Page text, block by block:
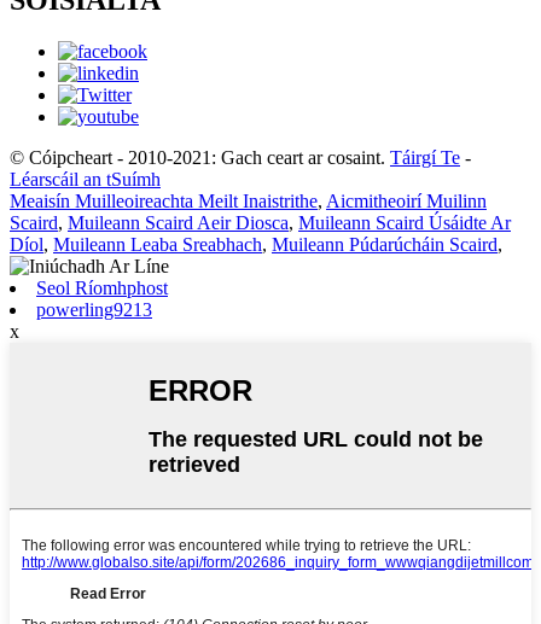
© Cóipcheart - 2010-2021: Gach ceart ar cosaint. Táirgí Te -
Léarscáil an tSuímh
Meaisín Muilleoireachta Meilt Inaistrithe, Aicmitheoirí Muilinn
Scaird, Muileann Scaird Aeir Diosca, Muileann Scaird Úsáidte Ar
Díol, Muileann Leaba Sreabhach, Muileann Púdarúcháin Scaird,
Seol Ríomhphost
powerling9213
x